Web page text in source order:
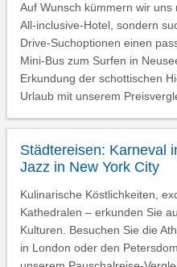
Auf Wunsch kümmern wir
All-inclusive-Hotel, sondern
Drive-Suchoptionen einen
Mini-Bus zum Surfen in
Erkundung der schottischen
Urlaub mit unserem
Städtereisen: Karneval
Jazz in New York City
Kulinarische Köstlichkeiten,
Kathedralen – erkunden Sie
Kulturen. Besuchen Sie die
in London oder den